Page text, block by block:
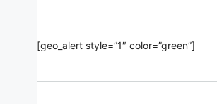
[geo_alert style=”1″ color=”green”]